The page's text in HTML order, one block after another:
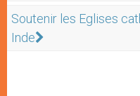
Soutenir les Eglises
Inde